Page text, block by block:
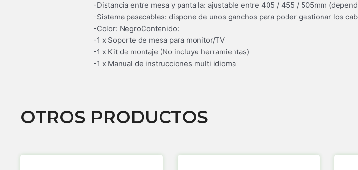
-Distancia entre mesa y pantalla: ajustable entre 405 / 455 / 505mm
-Sistema pasacables: dispone de unos ganchos para poder gestionar los
-Color: NegroContenido:
-1 x Soporte de mesa para monitor/TV
-1 x Kit de montaje (No incluye herramientas)
-1 x Manual de instrucciones multi idioma
OTROS PRODUCTOS